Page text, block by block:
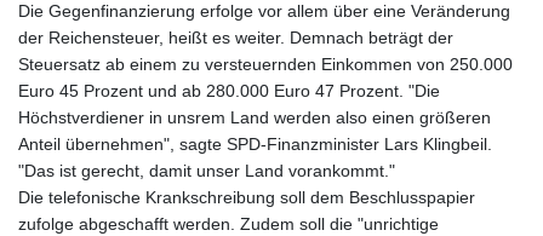
Die Gegenfinanzierung erfolge vor allem über eine Veränderung
der Reichensteuer, heißt es weiter. Demnach beträgt der
Steuersatz ab einem zu versteuernden Einkommen von 250.000
Euro 45 Prozent und ab 280.000 Euro 47 Prozent. "Die
Höchstverdiener in unsrem Land werden also einen größeren
Anteil übernehmen", sagte SPD-Finanzminister Lars Klingbeil.
"Das ist gerecht, damit unser Land vorankommt."
Die telefonische Krankschreibung soll dem Beschlusspapier
zufolge abgeschafft werden. Zudem soll die "unrichtige